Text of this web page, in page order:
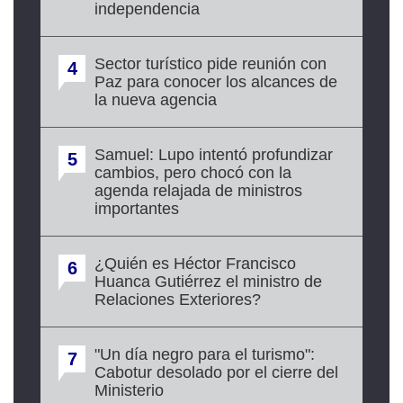
independencia
4
Sector turístico pide reunión con
Paz para conocer los alcances de
la nueva agencia
5
Samuel: Lupo intentó profundizar
cambios, pero chocó con la
agenda relajada de ministros
importantes
6
¿Quién es Héctor Francisco
Huanca Gutiérrez el ministro de
Relaciones Exteriores?
7
"Un día negro para el turismo":
Cabotur desolado por el cierre del
Ministerio